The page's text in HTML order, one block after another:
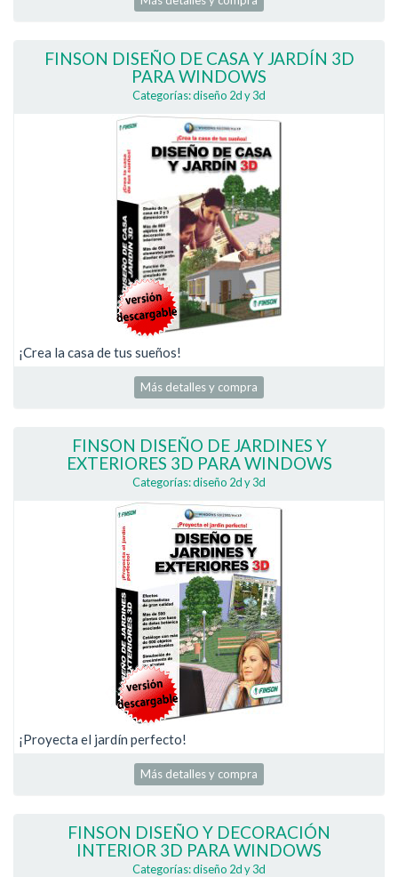
FINSON DISEÑO DE CASA Y JARDÍN 3D
PARA WINDOWS
Categorías: diseño 2d y 3d
¡Crea la casa de tus sueños!
Más detalles y compra
FINSON DISEÑO DE JARDINES Y
EXTERIORES 3D PARA WINDOWS
Categorías: diseño 2d y 3d
¡Proyecta el jardín perfecto!
Más detalles y compra
FINSON DISEÑO Y DECORACIÓN
INTERIOR 3D PARA WINDOWS
Categorías: diseño 2d y 3d